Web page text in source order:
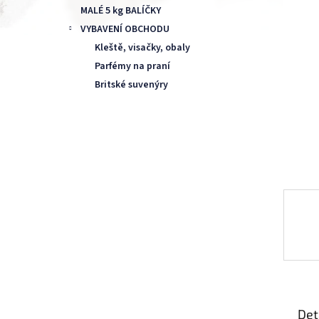
MALÉ 5 kg BALÍČKY
VYBAVENÍ OBCHODU
Kleště, visačky, obaly
Parfémy na praní
Britské suvenýry